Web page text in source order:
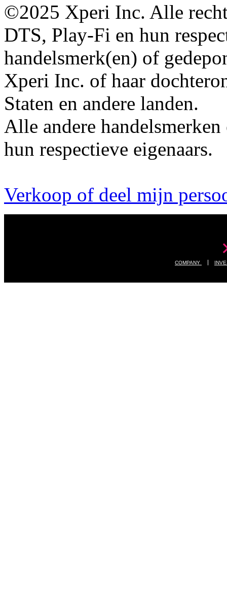
©2025 Xperi Inc. Alle
DTS, Play-Fi en hun
handelsmerk(en) of
Xperi Inc. of haar
Staten en andere landen.
Alle andere
hun respectieve eigenaars.
Verkoop of deel mijn
COMPANY